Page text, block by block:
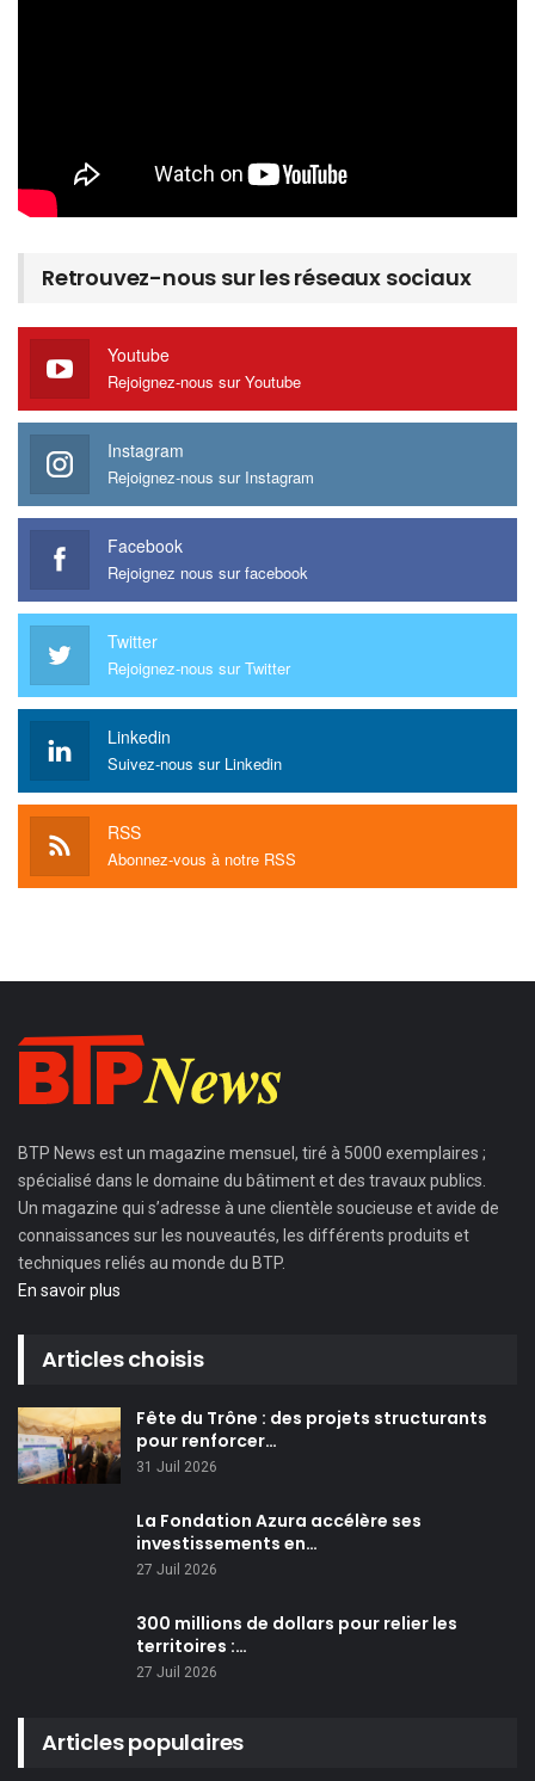
Retrouvez-nous sur les réseaux sociaux
Youtube
Rejoignez-nous sur Youtube
Instagram
Rejoignez-nous sur Instagram
Facebook
Rejoignez nous sur facebook
Twitter
Rejoignez-nous sur Twitter
Linkedin
Suivez-nous sur Linkedin
RSS
Abonnez-vous à notre RSS
BTP News est un magazine mensuel, tiré à 5000 exemplaires ;
spécialisé dans le domaine du bâtiment et des travaux publics.
Un magazine qui s’adresse à une clientèle soucieuse et avide de
connaissances sur les nouveautés, les différents produits et
techniques reliés au monde du BTP.
En savoir plus
Articles choisis
Fête du Trône : des projets structurants
pour renforcer…
31 Juil 2026
La Fondation Azura accélère ses
investissements en…
27 Juil 2026
300 millions de dollars pour relier les
territoires :…
27 Juil 2026
Articles populaires